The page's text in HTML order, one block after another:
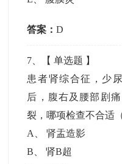
答案：D
7 、【单选题 】
患者肾综合征，少
后，腹右及腰部剧
裂，哪项检查不合适
A
、肾盂造影
B 、肾B超